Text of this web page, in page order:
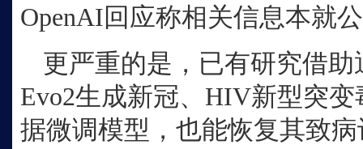
OpenAI回应称相关信息本就
更严重的是，已有研究借助
Evo2生成新冠、HIV新型突
据微调模型，也能恢复其致